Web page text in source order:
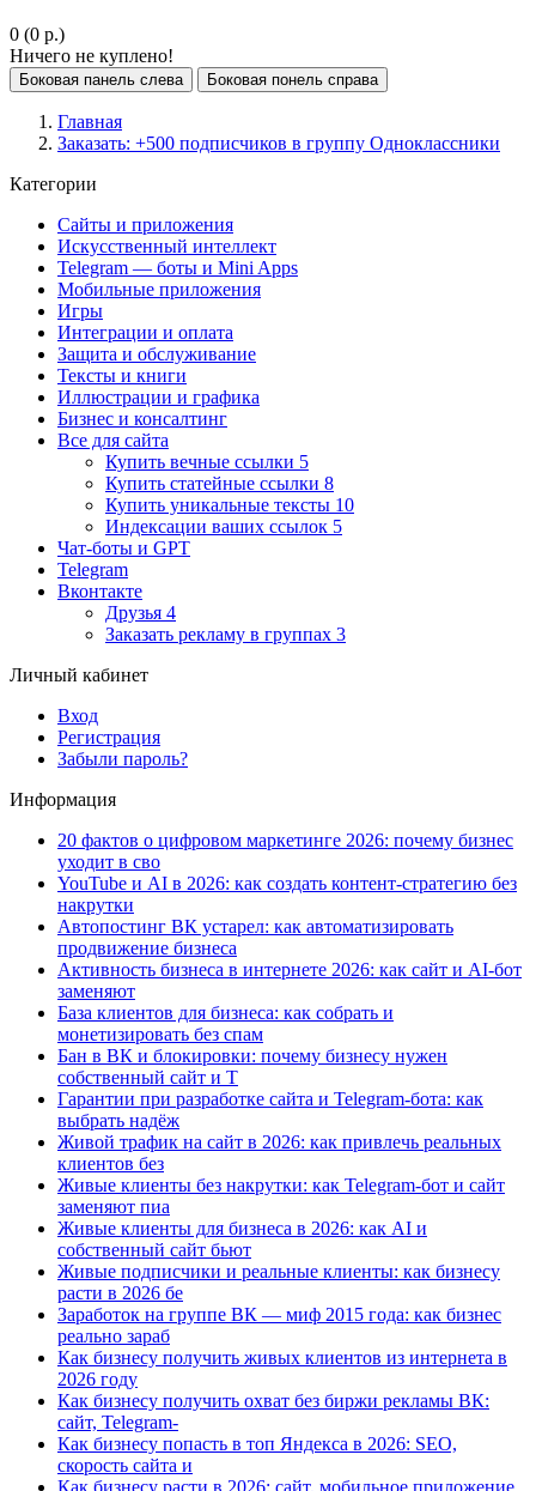
0 (0 р.)
Ничего не куплено!
Боковая панель слева Боковая понель справа
Главная
Заказать: +500 подписчиков в группу Одноклассники
Категории
Сайты и приложения
Искусственный интеллект
Telegram — боты и Mini Apps
Мобильные приложения
Игры
Интеграции и оплата
Защита и обслуживание
Тексты и книги
Иллюстрации и графика
Бизнес и консалтинг
Все для сайта
Купить вечные ссылки 5
Купить статейные ссылки 8
Купить уникальные тексты 10
Индексации ваших ссылок 5
Чат-боты и GPT
Telegram
Вконтакте
Друзья 4
Заказать рекламу в группах 3
Личный кабинет
Вход
Регистрация
Забыли пароль?
Информация
20 фактов о цифровом маркетинге 2026: почему бизнес
уходит в сво
YouTube и AI в 2026: как создать контент-стратегию без
накрутки
Автопостинг ВК устарел: как автоматизировать
продвижение бизнеса
Активность бизнеса в интернете 2026: как сайт и AI-бот
заменяют
База клиентов для бизнеса: как собрать и
монетизировать без спам
Бан в ВК и блокировки: почему бизнесу нужен
собственный сайт и T
Гарантии при разработке сайта и Telegram-бота: как
выбрать надёж
Живой трафик на сайт в 2026: как привлечь реальных
клиентов без
Живые клиенты без накрутки: как Telegram-бот и сайт
заменяют пиа
Живые клиенты для бизнеса в 2026: как AI и
собственный сайт бьют
Живые подписчики и реальные клиенты: как бизнесу
расти в 2026 бе
Заработок на группе ВК — миф 2015 года: как бизнес
реально зараб
Как бизнесу получить живых клиентов из интернета в
2026 году
Как бизнесу получить охват без биржи рекламы ВК:
сайт, Telegram-
Как бизнесу попасть в топ Яндекса в 2026: SEO,
скорость сайта и
Как бизнесу расти в 2026: сайт, мобильное приложение